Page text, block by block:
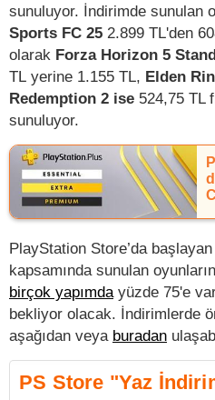
sunuluyor. İndirimde sunulan
Sports FC 25 2.899 TL'den
olarak Forza Horizon 5
TL yerine 1.155 TL, Elden
Redemption 2 ise 524,75 TL
sunuluyor.
PlayStation Store’da
kapsamında sunulan
birçok yapımda yüzde 75'e
bekliyor olacak. İndirimlerde
aşağıdan veya buradan
PS Store "Yaz